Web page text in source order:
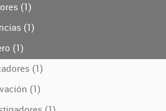
(1)
(1)
(1)
(1)
(1)